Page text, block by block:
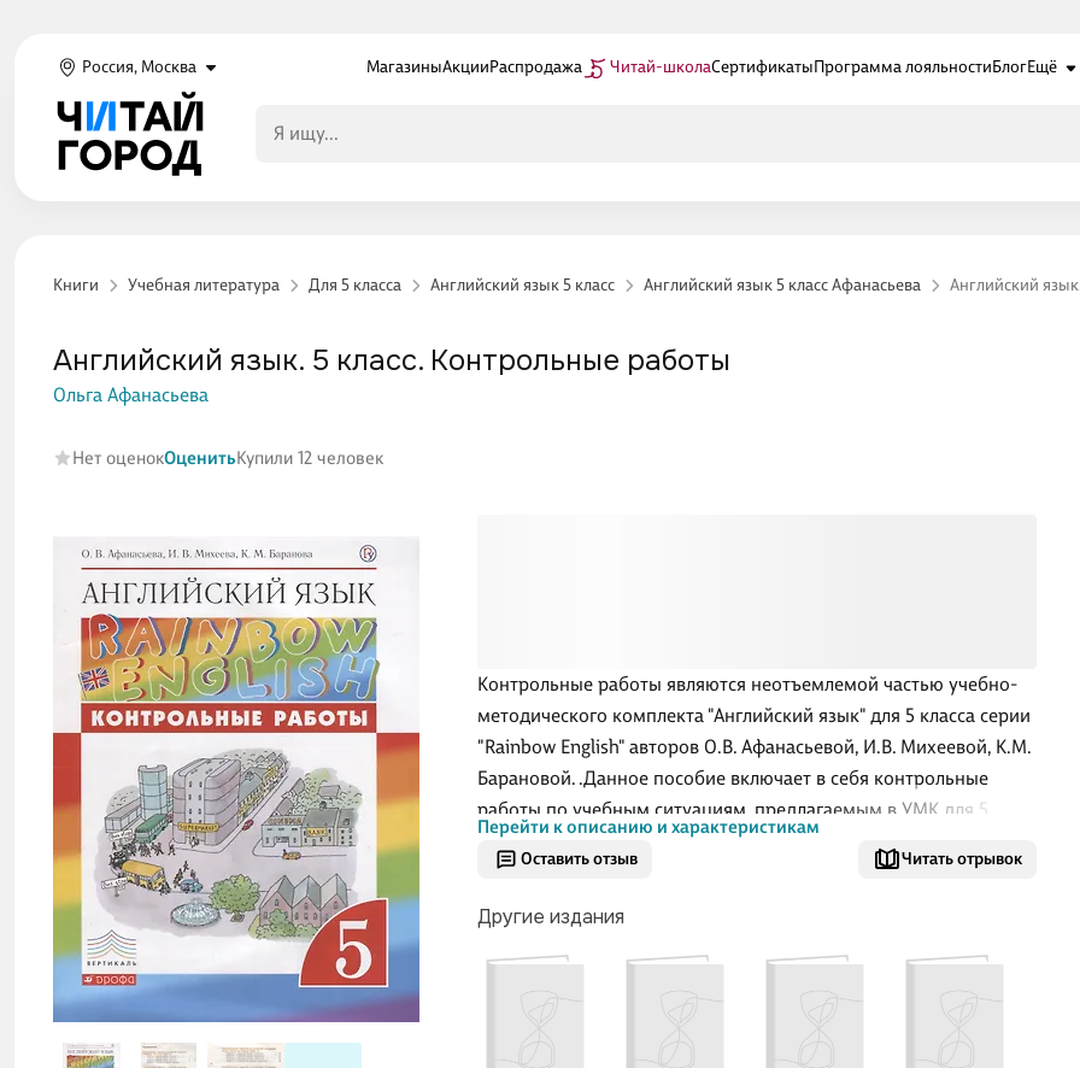
Россия, Москва МагазиныАкцииРаспродажа Читай-школаСертификатыПрограмма лояльностиБлогЕщё
Книги Учебная литература Для 5 класса Английский язык 5 класс Английский язык 5 класс Афанасьева Английский
Оставить отзыв Читать отрывок
Контрольные работы являются неотъемлемой частью учебно-
методического комплекта "Английский язык" для 5 класса серии
"Rainbow English" авторов О.В. Афанасьевой, И.В. Михеевой, К.М.
Барановой. .Данное пособие включает в себя контрольные
работы по учебным ситуациям, предлагаемым в УМК для 5
класса, а также полугодовую и годовую контрольные работы.
Перейти к описанию и характеристикам
Другие издания
Английский язык. 5 класс. Контрольные работы
Ольга Афанасьева
Нет оценокОценитьКупили 12 человек